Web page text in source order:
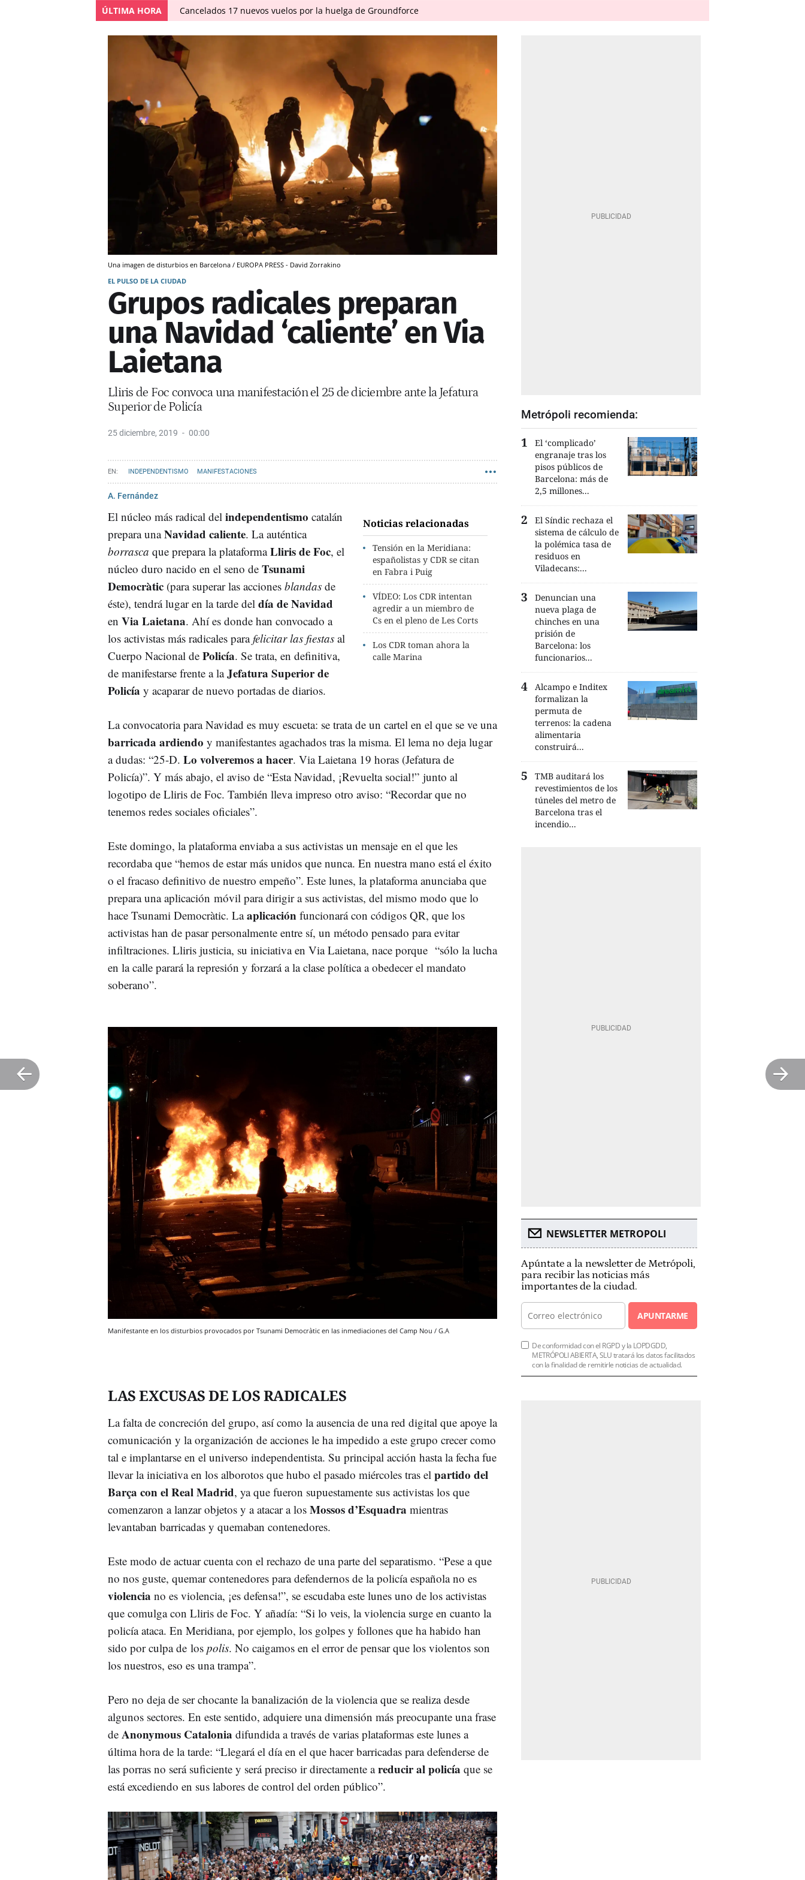
ÚLTIMA HORA Cancelados 17 nuevos vuelos por la huelga de Groundforce
Una imagen de disturbios en Barcelona / EUROPA PRESS - David Zorrakino
EL PULSO DE LA CIUDAD
Grupos radicales preparan
una Navidad ‘caliente’ en Via
Laietana
Lliris de Foc convoca una manifestación el 25 de diciembre ante la Jefatura
Superior de Policía
25 diciembre, 2019 00:00
INDEPENDENTISMO MANIFESTACIONES
A. Fernández
Noticias relacionadas
Tensión en la Meridiana:
españolistas y CDR se citan
en Fabra i Puig
VÍDEO: Los CDR intentan
agredir a un miembro de
Cs en el pleno de Les Corts
Los CDR toman ahora la
calle Marina
El núcleo más radical del independentismo catalán
prepara unaNavidad caliente. La auténtica
borrasca que prepara la plataformaLliris de Foc, el
núcleo duro nacido en el seno de Tsunami
Democràtic (para superar las acciones blandas de
éste), tendrá lugar en la tarde del día de Navidad
en Via Laietana. Ahí es donde han convocado a
los activistas más radicales parafelicitar las fiestas al
Cuerpo Nacional de Policía. Se trata, en definitiva,
de manifestarse frente a laJefatura Superior de
Policía y acaparar de nuevo portadas de diarios.
La convocatoria para Navidad es muy escueta: se trata de un cartel en el que se ve una
barricada ardiendo y manifestantes agachados tras la misma. El lema no deja lugar
a dudas: “25-D. Lo volveremos a hacer. Via Laietana 19 horas (Jefatura de
Policía)”. Y más abajo, el aviso de “Esta Navidad, ¡Revuelta social!” junto al
logotipo de Lliris de Foc. También lleva impreso otro aviso: “Recordar que no
tenemos redes sociales oficiales”.
Este domingo, la plataforma enviaba a sus activistas un mensaje en el que les
recordaba que “hemos de estar más unidos que nunca. En nuestra mano está el éxito
o el fracaso definitivo de nuestro empeño”. Este lunes, la plataforma anunciaba que
prepara una aplicación móvil para dirigir a sus activistas, del mismo modo que lo
hace Tsunami Democràtic. Laaplicación funcionará con códigos QR, que los
activistas han de pasar personalmente entre sí, un método pensado para evitar
infiltraciones. Lliris justicia, su iniciativa en Via Laietana, nace porque “sólo la lucha
en la calle parará la represión y forzará a la clase política a obedecer el mandato
soberano”.
Manifestante en los disturbios provocados por Tsunami Democràtic en las inmediaciones del Camp Nou / G.A
LAS EXCUSAS DE LOS RADICALES
La falta de concreción del grupo, así como la ausencia de una red digital que apoye la
comunicación y la organización de acciones le ha impedido a este grupo crecer como
tal e implantarse en el universo independentista. Su principal acción hasta la fecha fue
llevar la iniciativa en los alborotos que hubo el pasado miércoles tras el partido del
Barça con el Real Madrid, ya que fueron supuestamente sus activistas los que
comenzaron a lanzar objetos y a atacar a los Mossos d’Esquadra mientras
levantaban barricadas y quemaban contenedores.
Este modo de actuar cuenta con el rechazo de una parte del separatismo. “Pese a que
no nos guste, quemar contenedores para defendernos de la policía española no es
violencia no es violencia, ¡es defensa!”, se escudaba este lunes uno de los activistas
que comulga con Lliris de Foc. Y añadía: “Si lo veis, la violencia surge en cuanto la
policía ataca. En Meridiana, por ejemplo, los golpes y follones que ha habido han
sido por culpa de los polis. No caigamos en el error de pensar que los violentos son
los nuestros, eso es una trampa”.
Pero no deja de ser chocante la banalización de la violencia que se realiza desde
algunos sectores. En este sentido, adquiere una dimensión más preocupante una frase
de Anonymous Catalonia difundida a través de varias plataformas este lunes a
última hora de la tarde: “Llegará el día en el que hacer barricadas para defenderse de
las porras no será suficiente y será preciso ir directamente areducir al policía que se
está excediendo en sus labores de control del orden público”.
Metrópoli recomienda:
El ‘complicado’
engranaje tras los
pisos públicos de
Barcelona: más de
2,5 millones...
El Síndic rechaza el
sistema de cálculo de
la polémica tasa de
residuos en
Viladecans:...
Denuncian una
nueva plaga de
chinches en una
prisión de
Barcelona: los
funcionarios...
Alcampo e Inditex
formalizan la
permuta de
terrenos: la cadena
alimentaria
construirá...
TMB auditará los
revestimientos de los
túneles del metro de
Barcelona tras el
incendio...
NEWSLETTER METROPOLI
Apúntate a la newsletter de Metrópoli,
para recibir las noticias más
importantes de la ciudad.
APUNTARME
De conformidad con el RGPD y la LOPDGDD,
METRÓPOLI ABIERTA, SLU tratará los datos facilitados
con la finalidad de remitirle noticias de actualidad.